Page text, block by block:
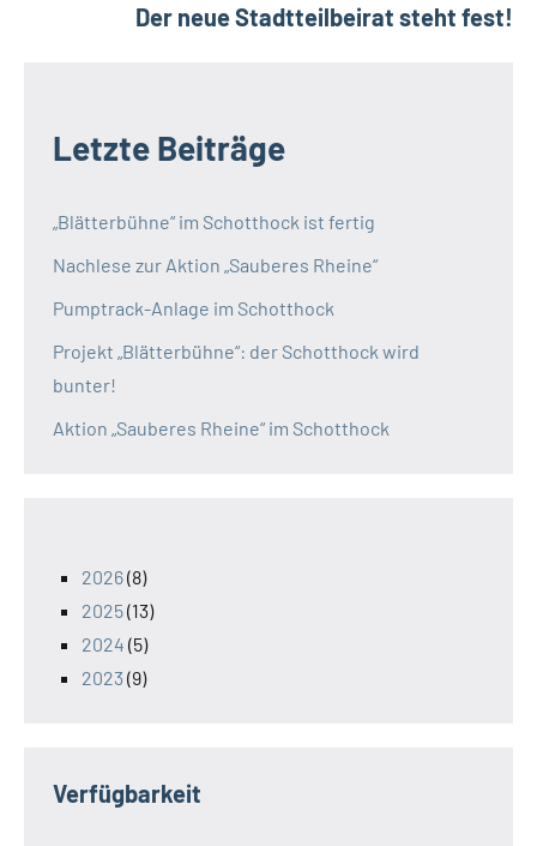
Der neue Stadtteilbeirat steht fest!
Letzte Beiträge
„Blätterbühne“ im Schotthock ist fertig
Nachlese zur Aktion „Sauberes Rheine“
Pumptrack-Anlage im Schotthock
Projekt „Blätterbühne“: der Schotthock wird
bunter!
Aktion „Sauberes Rheine“ im Schotthock
2026(8)
2025(13)
2024 (5)
2023(9)
Verfügbarkeit